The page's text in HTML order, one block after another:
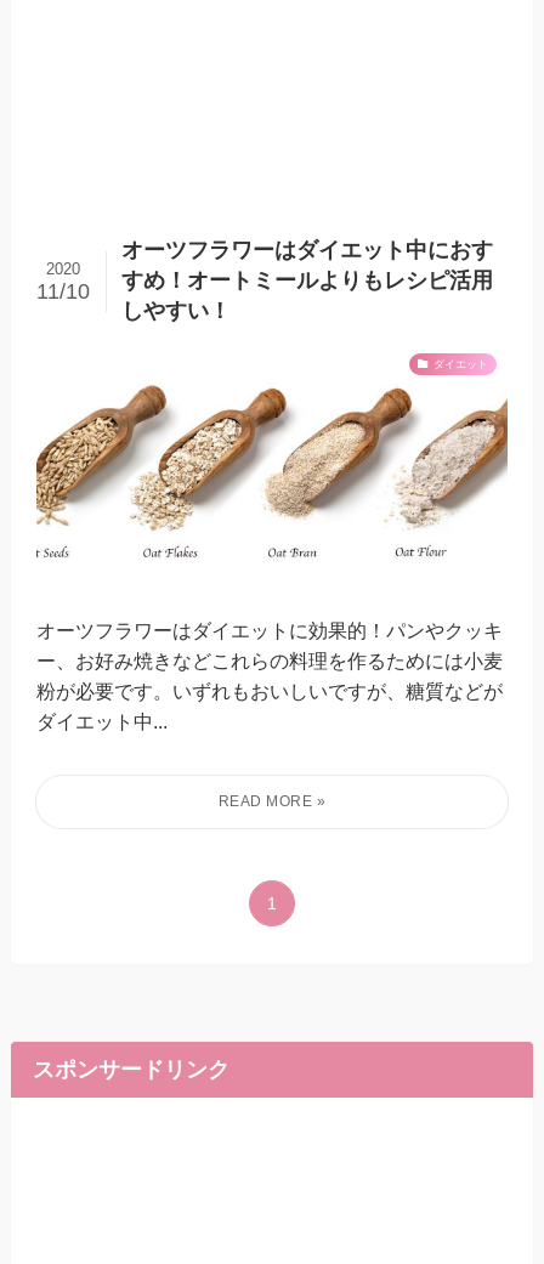
オーツフラワーはダイエット中におす
すめ！オートミールよりもレシピ活用
しやすい！
2020
11/10
ダイエット
オーツフラワーはダイエットに効果的！パンやクッキ
ー、お好み焼きなどこれらの料理を作るためには小麦
粉が必要です。いずれもおいしいですが、糖質などが
ダイエット中...
1
スポンサードリンク